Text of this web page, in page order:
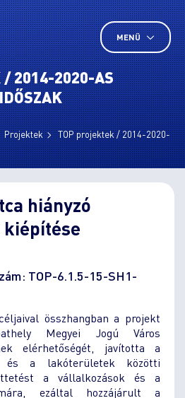
MENÜ
/ 2014-2020-AS
Projektek
TOP projektek / 2014-2020-
hiányzó
kiépítése
TOP-6.1.5-15-SH1-
összhangban a projekt
Megyei Jogú Város
elérhetőségét, javította a
és a lakóterületek közötti
a vállalkozások és a
ezáltal hozzájárult a